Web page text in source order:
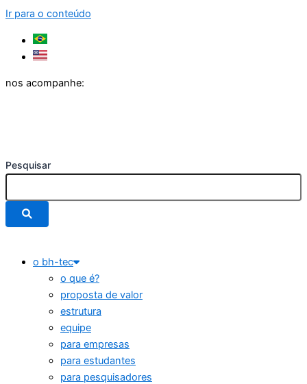
Ir para o conteúdo
nos acompanhe:
Pesquisar
o bh-tec
o que é?
proposta de valor
estrutura
equipe
para empresas
para estudantes
para pesquisadores